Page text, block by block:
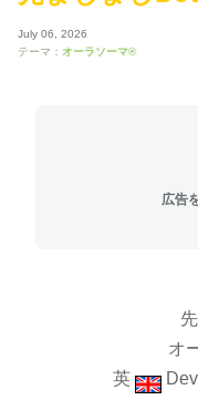
July 06, 2026
テーマ： オーラソーマ®
広告
オ
英